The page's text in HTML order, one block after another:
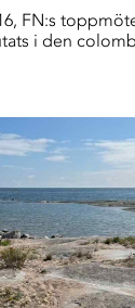
FN:s
i den
röst i
som hotar att
röster blir